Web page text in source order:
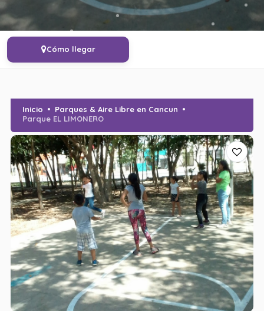
Cómo llegar
Inicio
Parques & Aire Libre en Cancun
Parque EL LIMONERO